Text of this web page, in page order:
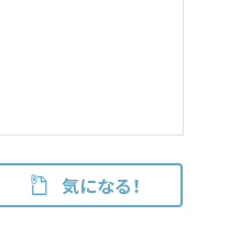
気になる！